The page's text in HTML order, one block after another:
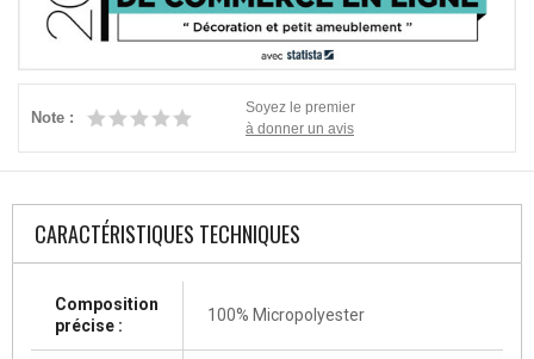
Note :
Soyez le premier
à donner un avis
CARACTÉRISTIQUES TECHNIQUES
Composition
précise :
100% Micropolyester